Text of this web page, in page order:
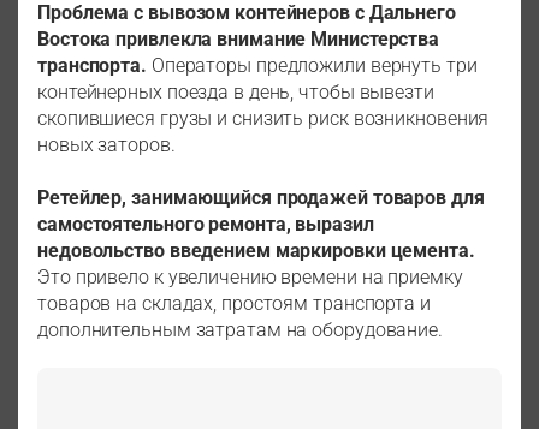
Проблема с вывозом контейнеров с Дальнего
Востока привлекла внимание Министерства
транспорта. Операторы предложили вернуть три
контейнерных поезда в день, чтобы вывезти
скопившиеся грузы и снизить риск возникновения
новых заторов.
Ретейлер, занимающийся продажей товаров для
самостоятельного ремонта, выразил
недовольство введением маркировки цемента.
Это привело к увеличению времени на приемку
товаров на складах, простоям транспорта и
дополнительным затратам на оборудование.